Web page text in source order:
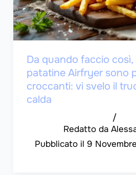
Da quando faccio così,
patatine Airfryer sono
croccanti: vi svelo il
calda
/
9